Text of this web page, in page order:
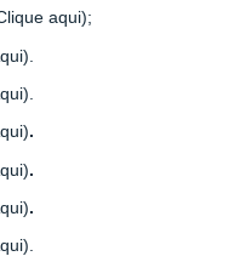
aqui);
.
.
.